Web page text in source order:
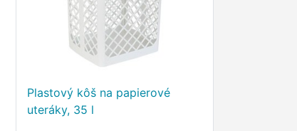
Plastový kôš na papierové
uteráky, 35 l